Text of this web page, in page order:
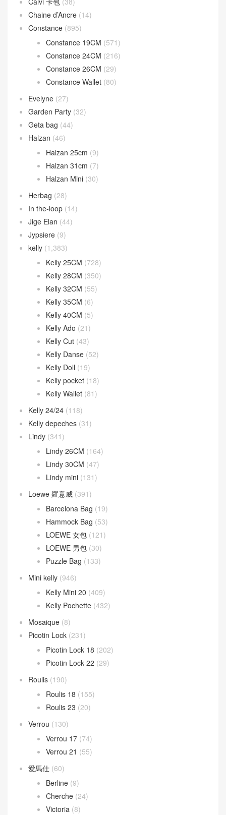
Chaine d’Ancre (14)
Constance (895)
Constance 19CM (571)
Constance 24CM (216)
Constance 26CM (29)
Constance Wallet (80)
Evelyne (27)
Garden Party (32)
Geta bag (44)
Halzan (46)
Halzan 25cm (9)
Halzan 31cm (7)
Halzan Mini (30)
Herbag (28)
In the-loop (14)
Jige Elan (44)
Jypsiere (9)
kelly (1,383)
Kelly 25CM (728)
Kelly 28CM (350)
Kelly 32CM (55)
Kelly 35CM (6)
Kelly 40CM (5)
Kelly Ado (21)
Kelly Cut (43)
Kelly Danse (52)
Kelly Doll (19)
Kelly pocket (18)
Kelly Wallet (81)
Kelly 24/24 (118)
Kelly depeches (31)
Lindy (341)
Lindy 26CM (164)
Lindy 30CM (47)
Lindy mini (131)
Loewe 羅意威 (391)
Barcelona Bag (19)
Hammock Bag (53)
LOEWE 女包 (121)
LOEWE 男包 (30)
Puzzle Bag (133)
Mini kelly (946)
Kelly Mini 20 (409)
Kelly Pochette (432)
Mosaique (8)
Picotin Lock (231)
Picotin Lock 18 (202)
Picotin Lock 22 (29)
Roulis (190)
Roulis 18 (155)
Roulis 23 (20)
Verrou (130)
Verrou 17 (74)
Verrou 21 (55)
愛馬仕 (60)
Berline (9)
Cherche (24)
Victoria (8)